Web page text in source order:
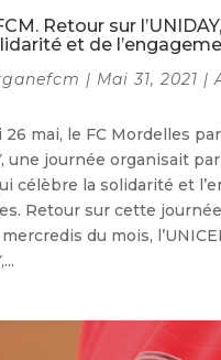
Retour sur
et de
| Mai 31, 2021 |
26 mai, le FC Mordelles
une journée organisait
célèbre la solidarité et
Retour sur cette
du mois,